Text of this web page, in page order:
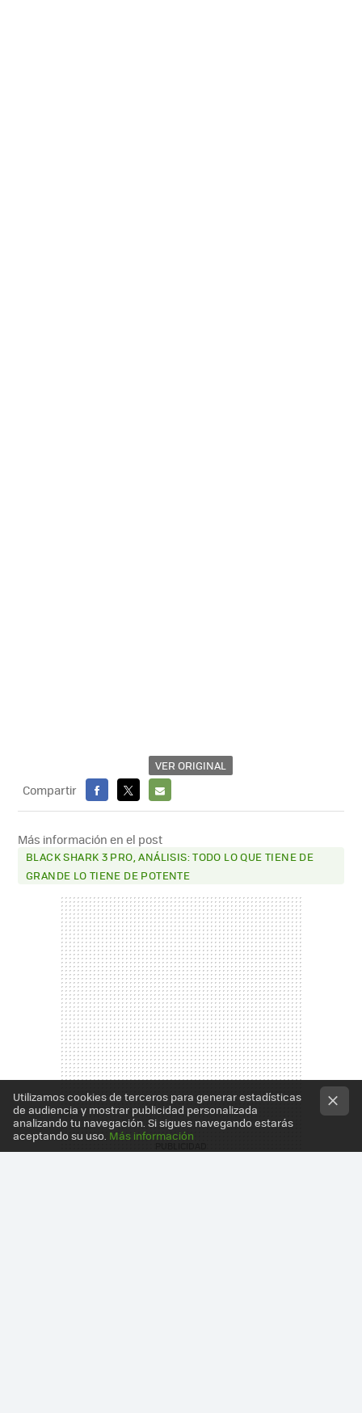
VER ORIGINAL
Compartir
FACEBOOK
X
E-
MAIL
Más información en el post
BLACK SHARK 3 PRO, ANÁLISIS: TODO LO QUE TIENE DE
GRANDE LO TIENE DE POTENTE
Utilizamos cookies de terceros para generar estadísticas
de audiencia y mostrar publicidad personalizada
analizando tu navegación. Si sigues navegando estarás
aceptando su uso. Más información